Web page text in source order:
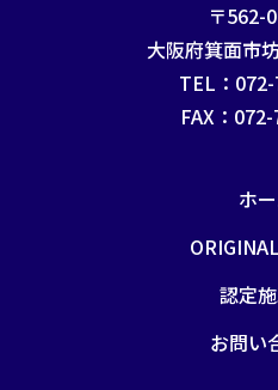
〒562-
大阪府箕面市
TEL：
FAX：
ホ
認定
お問い